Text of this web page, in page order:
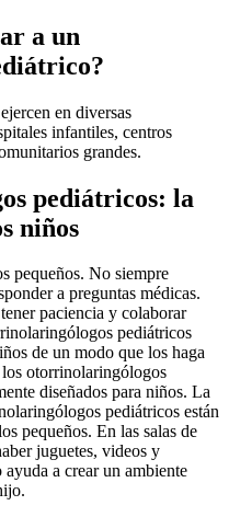
a un
en diversas
infantiles, centros
grandes.
pediátricos: la
niños
pequeños. No siempre
a preguntas médicas.
paciencia y colaborar
pediátricos
de un modo que los haga
otorrinolaringólogos
diseñados para niños. La
pediátricos están
pequeños. En las salas de
juguetes, videos y
a crear un ambiente